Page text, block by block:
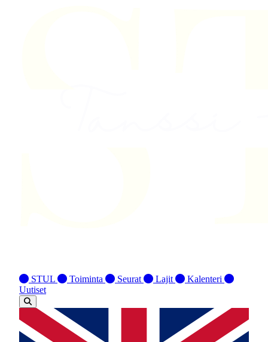
STUL Toiminta Seurat Lajit
Kalenteri
Uutiset